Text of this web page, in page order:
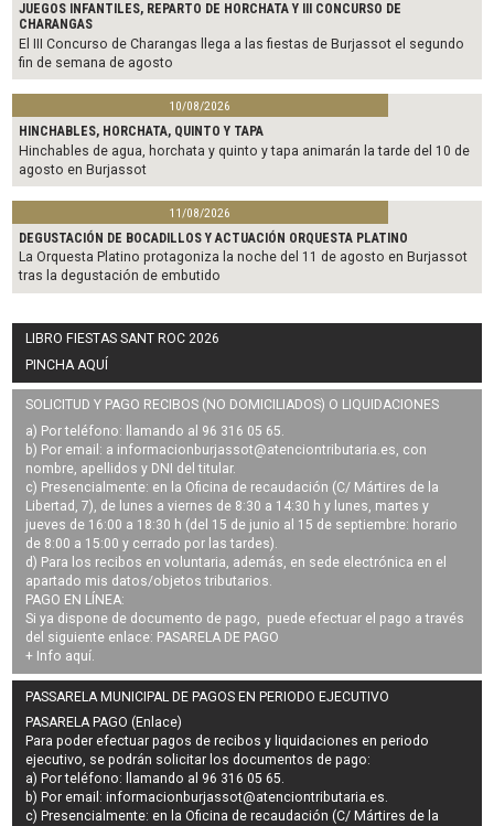
JUEGOS INFANTILES, REPARTO DE HORCHATA Y III CONCURSO DE
CHARANGAS
El III Concurso de Charangas llega a las fiestas de Burjassot el segundo
fin de semana de agosto
10/08/2026
HINCHABLES, HORCHATA, QUINTO Y TAPA
Hinchables de agua, horchata y quinto y tapa animarán la tarde del 10 de
agosto en Burjassot
11/08/2026
DEGUSTACIÓN DE BOCADILLOS Y ACTUACIÓN ORQUESTA PLATINO
La Orquesta Platino protagoniza la noche del 11 de agosto en Burjassot
tras la degustación de embutido
LIBRO FIESTAS SANT ROC 2026
PINCHA AQUÍ
SOLICITUD Y PAGO RECIBOS (NO DOMICILIADOS) O LIQUIDACIONES
a) Por teléfono: llamando al 96 316 05 65.
b) Por email: a informacionburjassot@atenciontributaria.es, con
nombre, apellidos y DNI del titular.
c) Presencialmente: en la Oficina de recaudación (C/ Mártires de la
Libertad, 7), de lunes a viernes de 8:30 a 14:30 h y lunes, martes y
jueves de 16:00 a 18:30 h (del 15 de junio al 15 de septiembre: horario
de 8:00 a 15:00 y cerrado por las tardes).
d) Para los recibos en voluntaria, además, en sede electrónica en el
apartado mis datos/objetos tributarios.
PAGO EN LÍNEA:
Si ya dispone de documento de pago, puede efectuar el pago a través
del siguiente enlace: PASARELA DE PAGO
+ Info aquí.
PASSARELA MUNICIPAL DE PAGOS EN PERIODO EJECUTIVO
PASARELA PAGO (Enlace)
Para poder efectuar pagos derecibos y liquidaciones en periodo
ejecutivo, se podrán solicitar los documentos de pago:
a) Por teléfono: llamando al 96 316 05 65.
b) Por email:informacionburjassot@atenciontributaria.es.
c) Presencialmente: en la Oficina de recaudación (C/ Mártires de la